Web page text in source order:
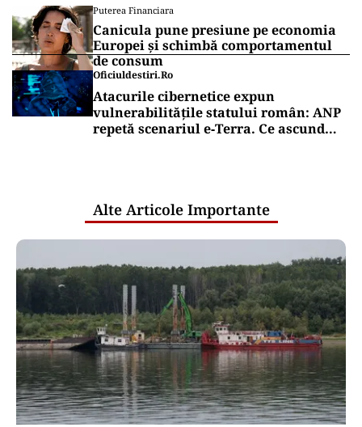
Puterea Financiara
Canicula pune presiune pe economia
Europei și schimbă comportamentul
de consum
Oficiuldestiri.ro
Atacurile cibernetice expun
vulnerabilitățile statului român: ANP
repetă scenariul e‑Terra. Ce ascund
Alte Articole Importante